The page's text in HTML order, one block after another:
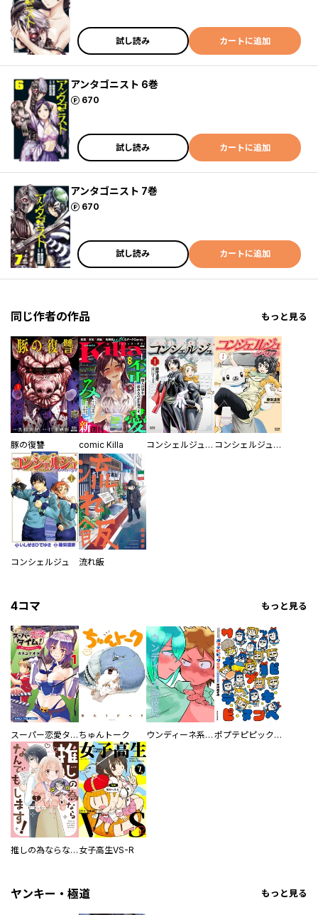
試し読み カートに追加
アンタゴニスト 6巻
670
ポイント
試し読み カートに追加
アンタゴニスト 7巻
670
ポイント
試し読み カートに追加
同じ作者の作品 もっと見る
豚の復讐 comic Killa コンシェルジュ プラチナム コンシェルジュインペリアル
コンシェルジュ 流れ飯
4コマ もっと見る
スーパー恋愛タイム！～現場でドＳな彼女は自宅でデレる～ ちゅんトーク ウンディーネ系彼氏 ポプテピピック SEASON EIGHT
推しの為ならなんでもします！ 女子高生VS-R
ヤンキー・極道 もっと見る